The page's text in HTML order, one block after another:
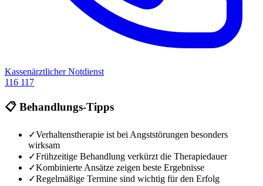
Kassenärztlicher Notdienst
116 117
📋 Behandlungs-Tipps
✓Verhaltenstherapie ist bei Angststörungen besonders
wirksam
✓Frühzeitige Behandlung verkürzt die Therapiedauer
✓Kombinierte Ansätze zeigen beste Ergebnisse
✓Regelmäßige Termine sind wichtig für den Erfolg